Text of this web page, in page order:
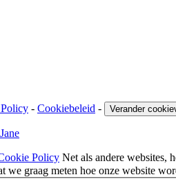
- Cookiebeleid - Verander
Policy Net als andere websites,
we graag meten hoe onze website